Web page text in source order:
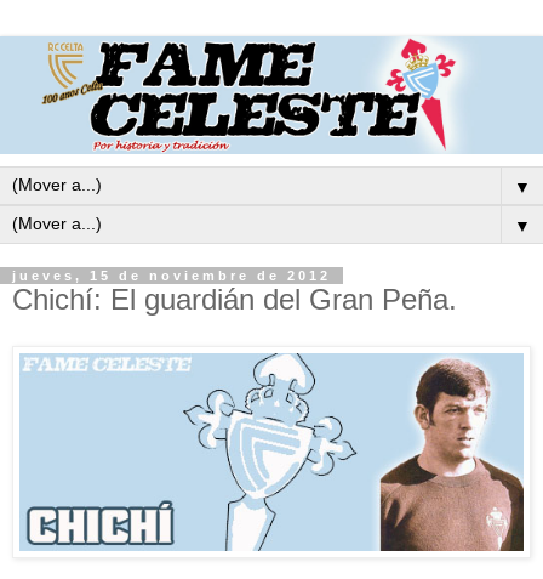
▼
▼
jueves, 15 de noviembre de 2012
Chichí: El guardián del Gran Peña.